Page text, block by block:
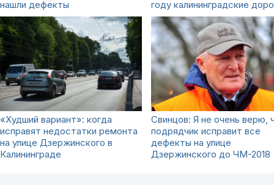
нашли дефекты
году калининградские
«Худший вариант»: когда
исправят недостатки ремонта
на улице Дзержинского в
Калининграде
Свинцов: Я не очень верю,
подрядчик исправит все
дефекты на улице
Дзержинского до ЧМ-2018